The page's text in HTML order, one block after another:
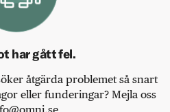
har gått fel.
åtgärda problemet så snart
eller funderingar? Mejla oss